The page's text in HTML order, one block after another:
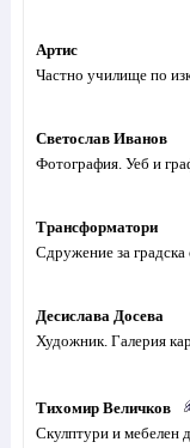
Артис
Частно училище по
Светослав Иванов
Фотография. Уеб и
Трансформатори
Сдружение за градска
Десислава Досева
Художник. Галерия
Тихомир Величков
Скулптури и мебелен